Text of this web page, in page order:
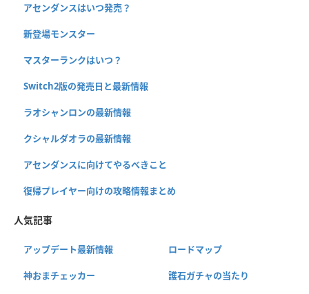
アセンダンスはいつ発売？
新登場モンスター
マスターランクはいつ？
Switch2版の発売日と最新情報
ラオシャンロンの最新情報
クシャルダオラの最新情報
アセンダンスに向けてやるべきこと
復帰プレイヤー向けの攻略情報まとめ
人気記事
アップデート最新情報 ロードマップ
神おまチェッカー 護石ガチャの当たり